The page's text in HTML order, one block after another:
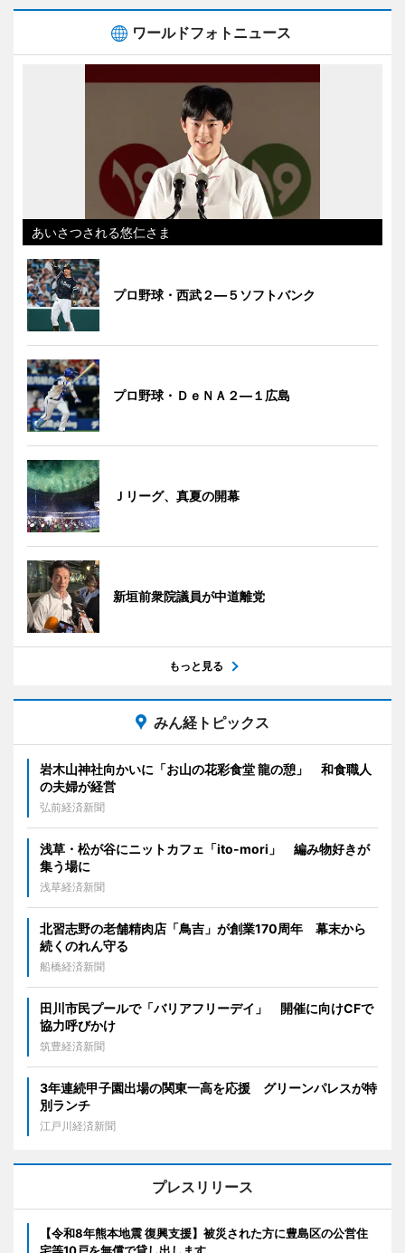
ワールドフォトニュース
あいさつされる悠仁さま
プロ野球・西武２―５ソフトバンク
プロ野球・ＤｅＮＡ２―１広島
Ｊリーグ、真夏の開幕
新垣前衆院議員が中道離党
もっと見る
みん経トピックス
岩木山神社向かいに「お山の花彩食堂 龍の憩」 和食職人
の夫婦が経営
弘前経済新聞
浅草・松が谷にニットカフェ「ito-mori」 編み物好きが
集う場に
浅草経済新聞
北習志野の老舗精肉店「鳥吉」が創業170周年 幕末から
続くのれん守る
船橋経済新聞
田川市民プールで「バリアフリーデイ」 開催に向けCFで
協力呼びかけ
筑豊経済新聞
3年連続甲子園出場の関東一高を応援 グリーンパレスが特
別ランチ
江戸川経済新聞
プレスリリース
【令和8年熊本地震 復興支援】被災された方に豊島区の公営住
宅等10戸を無償で貸し出します